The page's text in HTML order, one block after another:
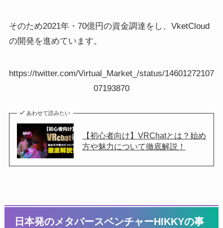
そのため2021年・70億円の資金調達をし、VketCloud
の開発を進めています。
https://twitter.com/Virtual_Market_/status/14601272107
07193870
あわせて読みたい
【初心者向け】VRChatとは？始め
方や魅力について徹底解説！
日本発のメタバースベンチャーHIKKYの事